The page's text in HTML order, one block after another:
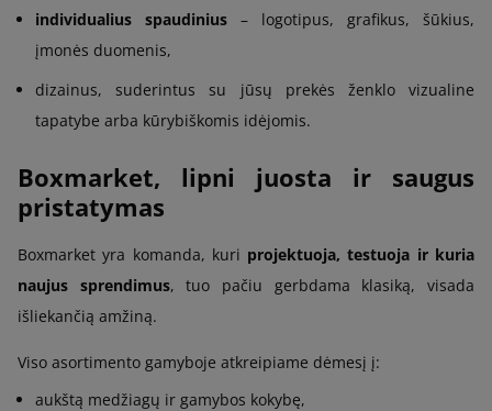
individualius spaudinius – logotipus, grafikus, šūkius,
įmonės duomenis,
dizainus, suderintus su jūsų prekės ženklo vizualine
tapatybe arba kūrybiškomis idėjomis.
Boxmarket, lipni juosta ir saugus
pristatymas
Boxmarket yra komanda, kuri projektuoja, testuoja ir kuria
naujus sprendimus, tuo pačiu gerbdama klasiką, visada
išliekančią amžiną.
Viso asortimento gamyboje atkreipiame dėmesį į:
aukštą medžiagų ir gamybos kokybę,